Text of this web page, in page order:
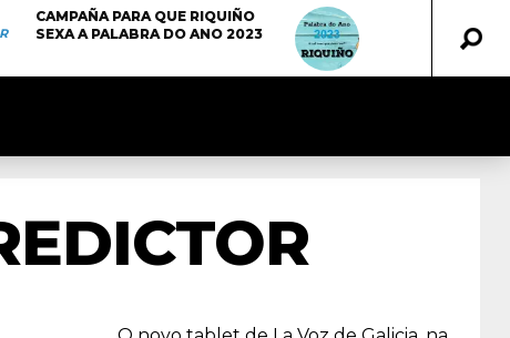
CAMPAÑA PARA QUE RIQUIÑO
SEXA A PALABRA DO ANO 2023